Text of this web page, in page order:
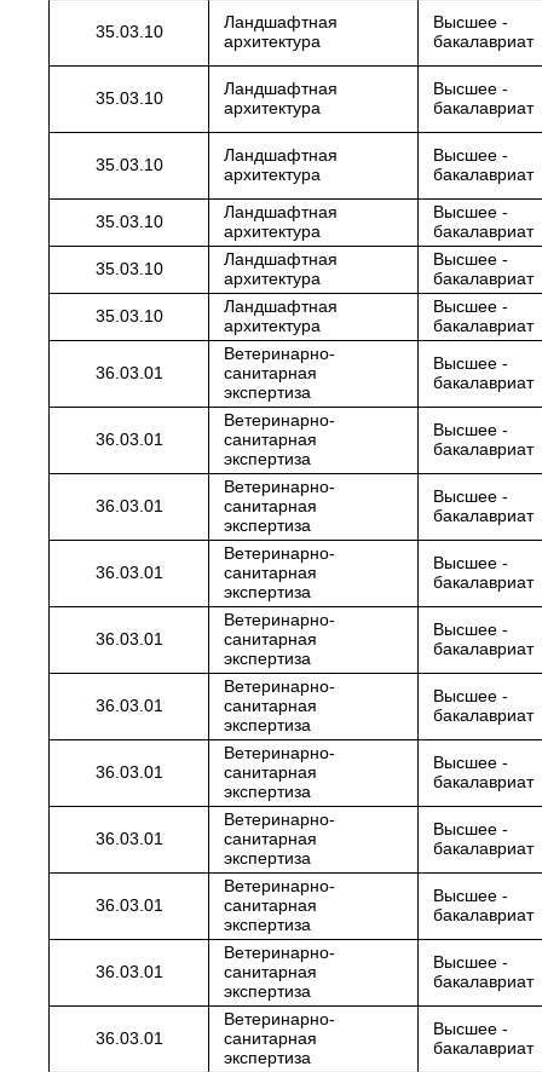
35.03.10
Ландшафтная
архитектура
Высшее -
бакалавриат
35.03.10
Ландшафтная
архитектура
Высшее -
бакалавриат
35.03.10
Ландшафтная
архитектура
Высшее -
бакалавриат
35.03.10
Ландшафтная
архитектура
Высшее -
бакалавриат
35.03.10
Ландшафтная
архитектура
Высшее -
бакалавриат
35.03.10
Ландшафтная
архитектура
Высшее -
бакалавриат
36.03.01
Ветеринарно-
санитарная
экспертиза
Высшее -
бакалавриат
36.03.01
Ветеринарно-
санитарная
экспертиза
Высшее -
бакалавриат
36.03.01
Ветеринарно-
санитарная
экспертиза
Высшее -
бакалавриат
36.03.01
Ветеринарно-
санитарная
экспертиза
Высшее -
бакалавриат
36.03.01
Ветеринарно-
санитарная
экспертиза
Высшее -
бакалавриат
36.03.01
Ветеринарно-
санитарная
экспертиза
Высшее -
бакалавриат
36.03.01
Ветеринарно-
санитарная
экспертиза
Высшее -
бакалавриат
36.03.01
Ветеринарно-
санитарная
экспертиза
Высшее -
бакалавриат
36.03.01
Ветеринарно-
санитарная
экспертиза
Высшее -
бакалавриат
36.03.01
Ветеринарно-
санитарная
экспертиза
Высшее -
бакалавриат
36.03.01
Ветеринарно-
санитарная
экспертиза
Высшее -
бакалавриат